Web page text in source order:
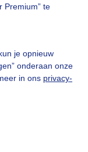
Premium” te
je opnieuw
onderaan onze
in ons privacy-